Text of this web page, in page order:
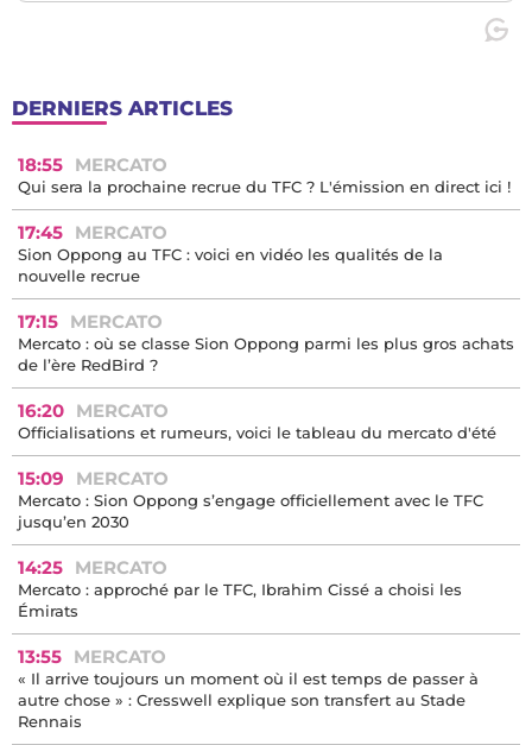
DERNIERS ARTICLES
18:55 MERCATO
Qui sera la prochaine recrue du TFC ? L'émission en direct ici !
17:45 MERCATO
Sion Oppong au TFC : voici en vidéo les qualités de la
nouvelle recrue
17:15 MERCATO
Mercato : où se classe Sion Oppong parmi les plus gros achats
de l’ère RedBird ?
16:20 MERCATO
Officialisations et rumeurs, voici le tableau du mercato d'été
15:09 MERCATO
Mercato : Sion Oppong s’engage officiellement avec le TFC
jusqu’en 2030
14:25 MERCATO
Mercato : approché par le TFC, Ibrahim Cissé a choisi les
Émirats
13:55 MERCATO
« Il arrive toujours un moment où il est temps de passer à
autre chose » : Cresswell explique son transfert au Stade
Rennais